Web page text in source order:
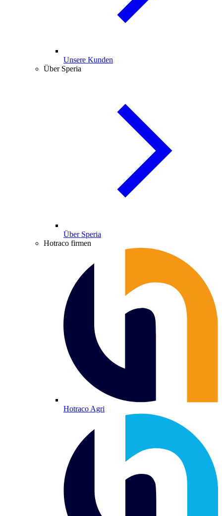
Unsere Kunden
Über Speria
Über Speria
Hotraco firmen
Hotraco Agri